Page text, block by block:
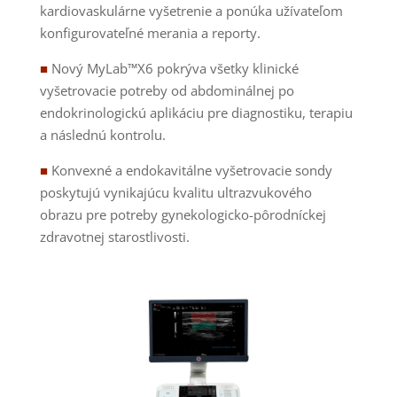
kardiovaskulárne vyšetrenie a ponúka užívateľom
konfigurovateľné merania a reporty.
■Nový MyLab™X6 pokrýva všetky klinické
vyšetrovacie potreby od abdominálnej po
endokrinologickú aplikáciu pre diagnostiku, terapiu
a následnú kontrolu.
■Konvexné a endokavitálne vyšetrovacie sondy
poskytujú vynikajúcu kvalitu ultrazvukového
obrazu pre potreby gynekologicko-pôrodníckej
zdravotnej starostlivosti.